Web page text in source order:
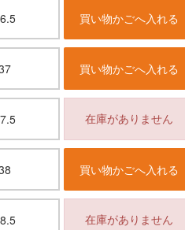
買い物かごへ入れる
買い物かごへ入れる
在庫がありません
買い物かごへ入れる
在庫がありません